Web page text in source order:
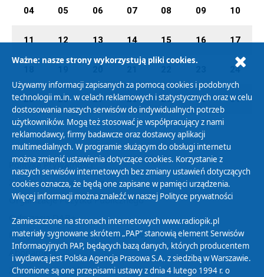
04 05 06 07 08 09 10
11 12 13 14 15 16 17
24
25 26 27 28 29 30 31
Polityka Prywatności
Zasady korzystania z Serwisu
Organizacje Pożytku Publicznego
Cyfryzacja DAB+
Polityka ochrony danych osobowych
Abonament
Zamówienia publiczne
Ważne: nasze strony wykorzystują pliki cookies.
Używamy informacji zapisanych za pomocą cookies i podobnych
technologii m.in. w celach reklamowych i statystycznych oraz w celu
dostosowania naszych serwisów do indywidualnych potrzeb
użytkowników. Mogą też stosować je współpracujący z nami
reklamodawcy, firmy badawcze oraz dostawcy aplikacji
multimedialnych. W programie służącym do obsługi internetu
można zmienić ustawienia dotyczące cookies. Korzystanie z
naszych serwisów internetowych bez zmiany ustawień dotyczących
cookies oznacza, że będą one zapisane w pamięci urządzenia.
Więcej informacji można znaleźć w naszej Polityce prywatności
Zamieszczone na stronach internetowych www.radiopik.pl
materiały sygnowane skrótem „PAP” stanowią element Serwisów
Informacyjnych PAP, będących bazą danych, których producentem
i wydawcą jest Polska Agencja Prasowa S.A. z siedzibą w Warszawie.
Chronione są one przepisami ustawy z dnia 4 lutego 1994 r. o